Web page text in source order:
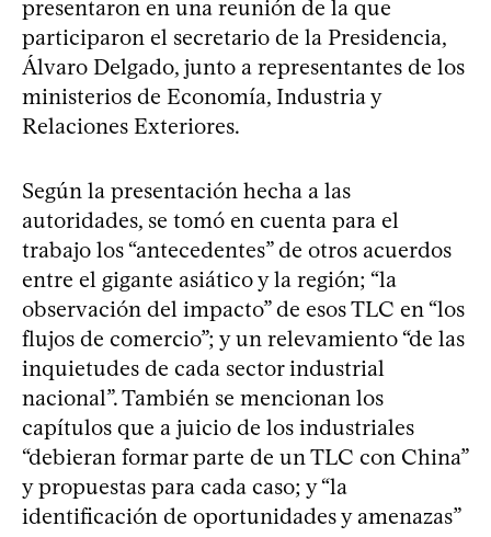
presentaron en una reunión de la que
participaron el secretario de la Presidencia,
Álvaro Delgado, junto a representantes de los
ministerios de Economía, Industria y
Relaciones Exteriores.
Según la presentación hecha a las
autoridades, se tomó en cuenta para el
trabajo los “antecedentes” de otros acuerdos
entre el gigante asiático y la región; “la
observación del impacto” de esos TLC en “los
flujos de comercio”; y un relevamiento “de las
inquietudes de cada sector industrial
nacional”. También se mencionan los
capítulos que a juicio de los industriales
“debieran formar parte de un TLC con China”
y propuestas para cada caso; y “la
identificación de oportunidades y amenazas”